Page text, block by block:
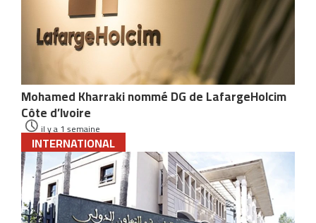
Mohamed Kharraki nommé DG de LafargeHolcim
Côte d’Ivoire
il y a 1 semaine
INTERNATIONAL